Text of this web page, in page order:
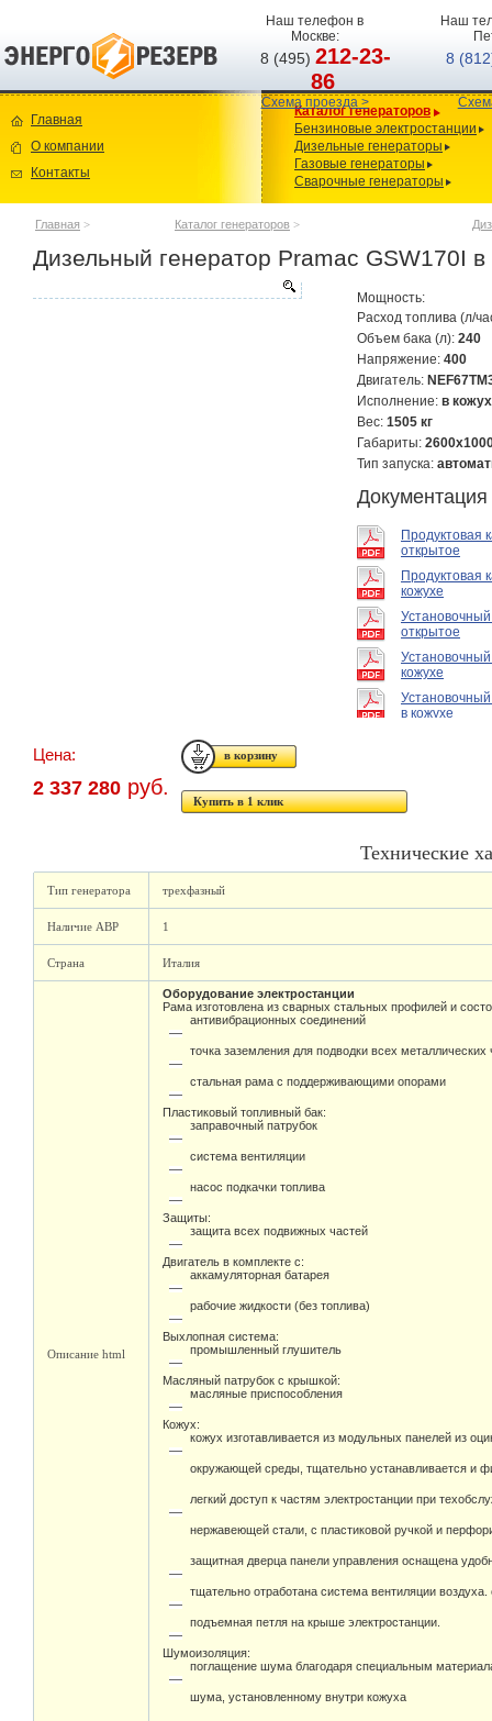
Наш телефон в
Москве:
8 (495)212-23-
86
Схема проезда >
Наш
8
Главная
О компании
Контакты
Каталог генераторов
Бензиновые электростанции
Дизельные генераторы
Газовые генераторы
Сварочные генераторы
Главная > Каталог генераторов >
Дизельный генератор Pramac GSW170I в
Мощность:
Расход топлива (л/
Объем бака (л): 240
Напряжение: 400
Двигатель:
Исполнение: в
Вес: 1505 кг
Габариты:
Тип запуска:
Документация
Продуктовая
открытое
Продуктовая
кожухе
открытое
кожухе
в кожухе
Цена:
2 337 280 руб.
Купить в 1 клик
Технические
Тип генератора трехфазный
Наличие АВР 1
Страна Италия
Описание html
Оборудование электростанции
Рама изготовлена из сварных стальных профилей и
антивибрационных соединений
точка заземления для подводки всех
стальная рама с поддерживающими опорами
Пластиковый топливный бак:
заправочный патрубок
система вентиляции
насос подкачки топлива
Защиты:
защита всех подвижных частей
Двигатель в комплекте с:
аккамуляторная батарея
рабочие жидкости (без топлива)
Выхлопная система:
промышленный глушитель
Масляный патрубок с крышкой:
масляные приспособления
Кожух:
кожух изготавливается из модульных панелей из
окружающей среды, тщательно устанавливается и
легкий доступ к частям электростанции при
нержавеющей стали, с пластиковой ручкой и
защитная дверца панели управления оснащена
тщательно отработана система вентиляции
подъемная петля на крыше электростанции.
Шумоизоляция:
поглащение шума благодаря специальным
шума, установленному внутри кожуха